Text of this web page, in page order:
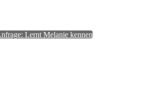
Lernt Melanie kennen